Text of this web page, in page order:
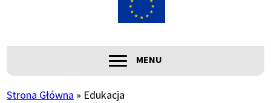
Główna
nawigacja
ROZWIŃ
MENU
Strona Główna Edukacja